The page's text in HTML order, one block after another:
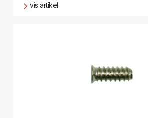
vis artikel